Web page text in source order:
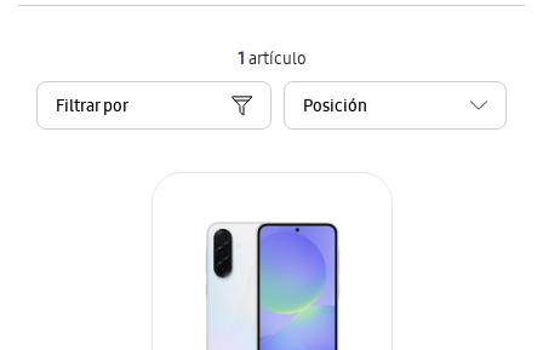
1artículo
Filtrar por